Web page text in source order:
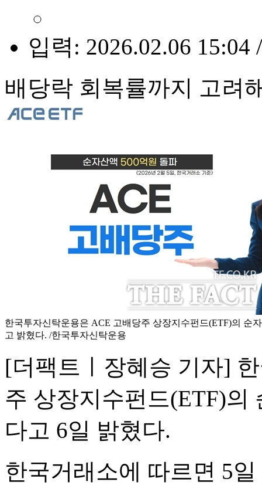
입력: 2026.02.06 15:04
배당락 회복률까지 고려
한국투자신탁운용은 ACE 고배당주 상장지수펀드(ETF)의 순
고 밝혔다. /한국투자신탁운용
[더팩트ㅣ장혜승 기자]
주 상장지수펀드(ETF)의
다고 6일 밝혔다.
한국거래소에 따르면 5